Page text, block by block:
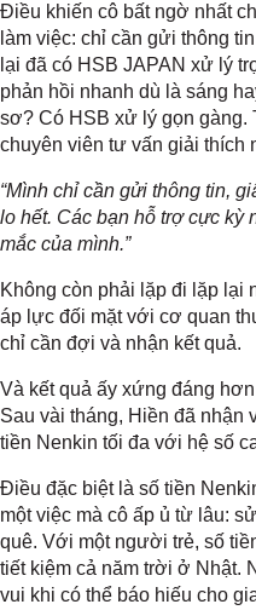
Điều khiến cô bất ngờ nhất
làm việc: chỉ cần gửi thông
lại đã có HSB JAPAN xử lý
phản hồi nhanh dù là sáng
sơ? Có HSB xử lý gọn gàng.
chuyên viên tư vấn giải thích
“Mình chỉ cần gửi thông tin,
lo hết. Các bạn hỗ trợ cực kỳ
mắc của mình.”
Không còn phải lặp đi lặp lại
áp lực đối mặt với cơ quan
chỉ cần đợi và nhận kết quả.
Và kết quả ấy xứng đáng
Sau vài tháng, Hiền đã nhận
tiền Nenkin tối đa với hệ số
Điều đặc biệt là số tiền
một việc mà cô ấp ủ từ lâu:
quê. Với một người trẻ, số
tiết kiệm cả năm trời ở Nhật.
vui khi có thể báo hiếu cho